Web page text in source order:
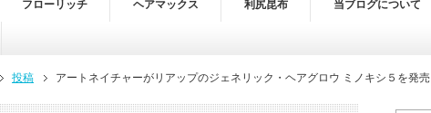
フローリッチ ヘアマックス 利尻昆布 当ブログについて
投稿 アートネイチャーがリアップのジェネリック・ヘアグロウ ミノキシ５を発売